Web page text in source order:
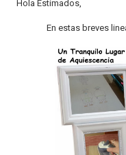
Hola Estimados,
En estas breves